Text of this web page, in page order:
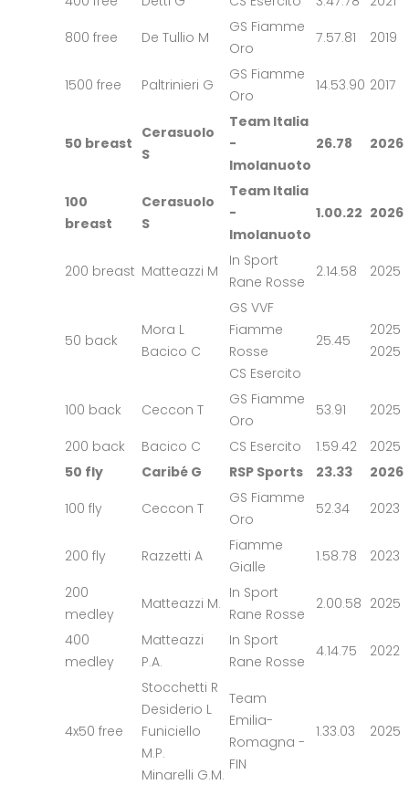
800 free
De Tullio M
GS Fiamme
Oro
7.57.81 2019
1500 free Paltrinieri G
GS Fiamme
Oro
14.53.90 2017
50 breast
Cerasuolo
S
Team Italia
-
Imolanuoto
26.78 2026
100
breast
Cerasuolo
S
Team Italia
-
Imolanuoto
1.00.22 2026
200 breast Matteazzi M
In Sport
Rane Rosse
2.14.58 2025
50 back
Mora L
Bacico C
GS VVF
Fiamme
Rosse
CS Esercito
25.45
2025
2025
100 back Ceccon T
GS Fiamme
Oro
53.91
2025
200 back
Bacico C CS Esercito 1.59.42
2025
50 fly
Caribé G RSP Sports 23.33
2026
100 fly
Ceccon T
GS Fiamme
Oro
52.34 2023
200 fly Razzetti A
Fiamme
Gialle
1.58.78
2023
200
medley
Matteazzi M.
In Sport
Rane Rosse
2.00.58 2025
400
medley
Matteazzi
P.A.
In Sport
Rane Rosse
4.14.75 2022
4x50 free
Stocchetti R
Desiderio L
Funiciello
M.P.
Minarelli G.M.
Team
Emilia-
Romagna -
FIN
1.33.03 2025